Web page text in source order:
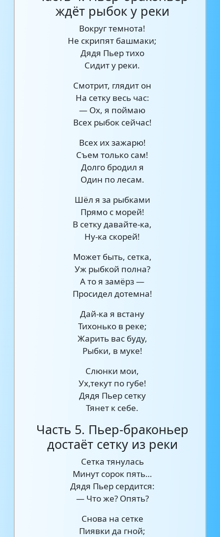
ждёт рыбок у реки
Вокруг темнота!
Не скрипят башмаки;
Дядя Пьер тихо
Сидит у реки.
Смотрит, глядит он
На сетку весь час:
— Ох, я поймаю
Всех рыбок сейчас!
Всех их зажарю!
Съем только сам!
Долго бродил я
Один по лесам.
Шёл я за рыбками
Прямо с морей!
В сетку давайте-ка,
Ну-ка скорей!
Может быть, сетка,
Уж рыбкой полна?
А то я замёрз —
Просидел дотемна!
Дай-ка я встану
Тихонько в реке;
Жарить вас буду,
Рыбки, в муке!
Слюнки мои,
Ух,текут по губе!
Дядя Пьер сетку
Тянет к себе.
Часть 5. Пьер-браконьер
достаёт сетку из реки
Сетка тянулась
Минут сорок пять…
Дядя Пьер сердится:
— Что же? Опять?
Cнова на сетке
Пиявки да гной;